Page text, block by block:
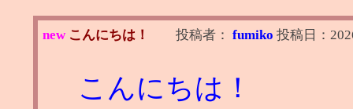
new こんにちは！ 投稿者： fumiko 投稿日：
こんにちは！